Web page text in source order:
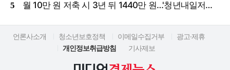
월 10만 원 저축 시 3년 뒤 1440만 원…'청년내일저축계좌' 신규 모집
언론사소개 청소년보호정책 이메일수집거부
광고·제휴
개인정보취급방침
기사제보